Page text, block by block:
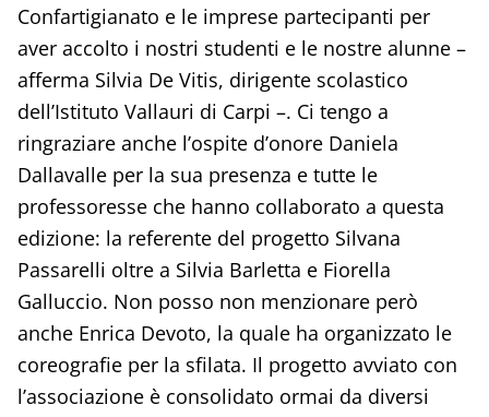
Confartigianato e le imprese partecipanti per
aver accolto i nostri studenti e le nostre alunne –
afferma Silvia De Vitis, dirigente scolastico
dell’Istituto Vallauri di Carpi –. Ci tengo a
ringraziare anche l’ospite d’onore Daniela
Dallavalle per la sua presenza e tutte le
professoresse che hanno collaborato a questa
edizione: la referente del progetto Silvana
Passarelli oltre a Silvia Barletta e Fiorella
Galluccio. Non posso non menzionare però
anche Enrica Devoto, la quale ha organizzato le
coreografie per la sfilata. Il progetto avviato con
l’associazione è consolidato ormai da diversi